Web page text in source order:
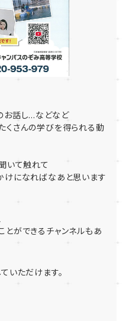
お話し...などなど
くさんの学びを得られる動
いて触れて
けになればなあと思います
ができるチャンネルもあ
いただけます。